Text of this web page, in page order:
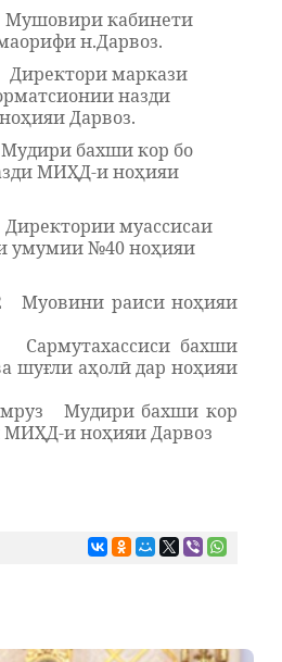
Мушовири кабинети
н.Дарвоз.
Директори маркази
назди
Дарвоз.
бахши кор бо
МИҲД-и ноҳияи
муассисаи
умумии №40ноҳияи
Муовини раиси ноҳияи
Сармутахассиси бахши
шуғли аҳолӣ дар ноҳияи
Мудири бахши кор
МИҲД-иноҳияи Дарвоз